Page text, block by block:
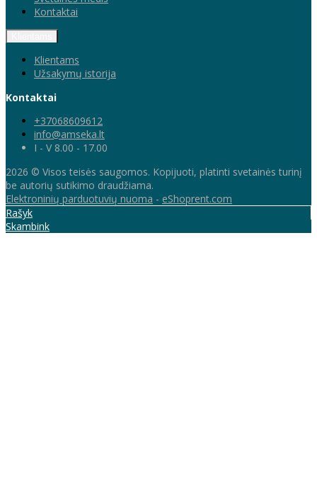
Kontaktai
Klientams
Užsakymų istorija
Kontaktai
+37068609612
info@amseka.lt
I - V 8.00 - 17.00
2026 © Visos teisės saugomos. Kopijuoti, platinti svetainės turinį
be autorių sutikimo draudžiama.
Elektroninių parduotuvių nuoma - eShoprent.com
Rašyk
Skambink